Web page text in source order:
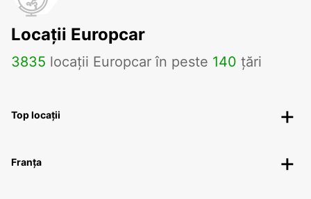
Locații Europcar
3835 locații Europcar în peste 140 țări
Top locații
Franța